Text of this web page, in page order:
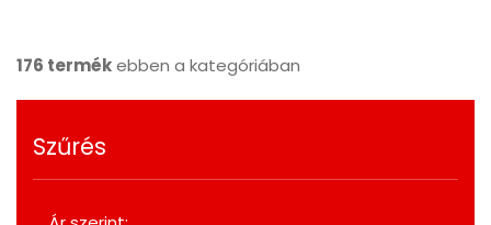
176 termékebben a kategóriában
Szűrés